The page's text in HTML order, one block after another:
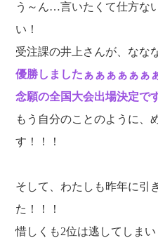
う～ん…言いたくて仕方な
い！
受注課の井上さんが、なな
優勝しましたぁぁぁぁぁぁ
念願の全国大会出場決定で
もう自分のことのように、
す！！！
そして、わたしも昨年に引
た！！！
惜しくも2位は逃してしま